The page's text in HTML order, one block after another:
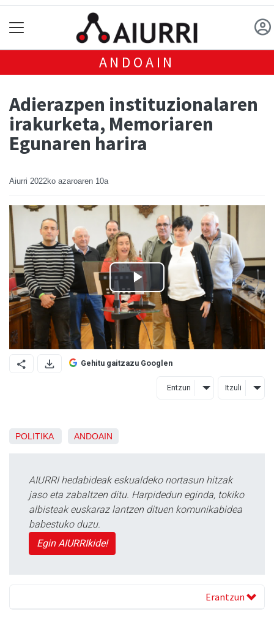
ANDOAIN
Adierazpen instituzionalaren
irakurketa, Memoriaren
Egunaren harira
Aiurri 2022ko azaroaren 10a
Gehitu gaitzazu Googlen
Entzun Itzuli
POLITIKA ANDOAIN
AIURRI hedabideak eskualdeko nortasun hitzak
jaso eta zabaltzen ditu. Harpidedun eginda, tokiko
albisteak euskaraz lantzen dituen komunikabidea
babestuko duzu.
Egin AIURRIkide!
Erantzun